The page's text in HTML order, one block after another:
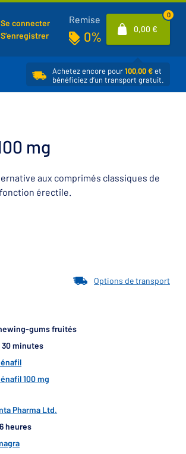
Se connecter
S’enregistrer
Remise
0% 0,00 €
0
Achetez encore pour100,00 €et
bénéficiez d’un transport gratuit.
mg
aux comprimés classiques de
érectile.
Options de transport
gums fruités
30 minutes
100 mg
Pharma Ltd.
heures